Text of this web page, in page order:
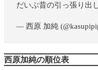
だいぶ昔の引っ張り出
— 西原 加純
西原加純の順位表